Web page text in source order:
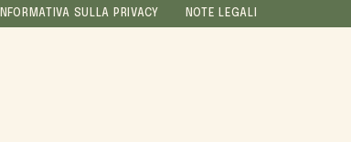
INFORMATIVA SULLA PRIVACY NOTE LEGALI